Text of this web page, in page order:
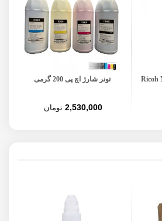
تونر یکبار شارژ برادر ویستا برای
230,000 تومان